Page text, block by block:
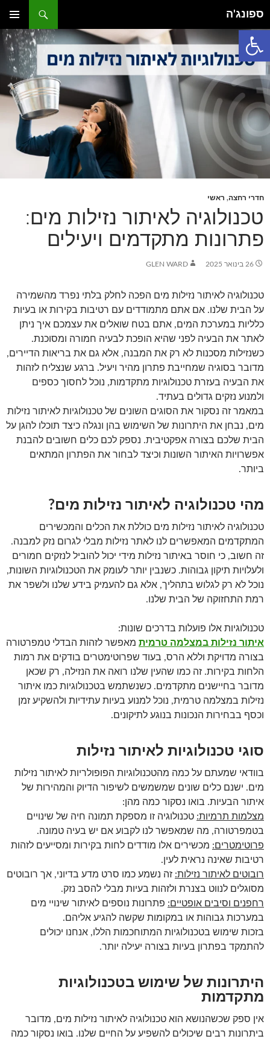
פתח סרגל נגישות
ספונג'ה
תפריט
ראשי
חדרי רחצה, ראשי
טכנולוגיה לאיתור נזילות מים:
פתרונות מתקדמים ויעילים
26 בינואר 2025 GLEN WARD
טכנולוגיה לאיתור נזילות מים הפכה לחלק בלתי נפרד מהשמירה
על הבית שלנו. אם אתם מתמודדים עם רטיבות בקירות או בעיות
כלליות במערכת המים, אתם בטח שואלים את עצמכם איך ניתן
לאתר את הבעיה לפני שהיא הופכת לבעיה חמורה ומסוכנת.
כשנזילות מסכנות לא רק את המבנה, אלא גם את בריאות הדיירים,
מדובר בסוגיה שמחייבת פתרון מהיר ויעיל. ברגע שנצליח לזהות
את הבעיה בעזרת טכנולוגיות מתקדמות, נוכל לחסוך כספים
ולמנוע נזקים גדולים בעתיד.
במאמר זה נסקור את הסוגים השונים של טכנולוגיות לאיתור נזילות
מים, נבחן את היתרונות של השימוש בהן ונגלה כיצד תוכלו להגן על
הבית שלכם בצורה אפקטיבית. נספק לכם כלים חשובים להבנת
אפשרויות האיתור השונות וכיצד לבחור את הפתרון המתאים
ביותר.
מהי טכנולוגיה לאיתור נזילות מים?
טכנולוגיה לאיתור נזילות מים כוללת את הכלים והמכשירים
המתקדמים המאפשרים לנו לאתר נזילות מבלי לגרום נזק למבנה.
זה חשוב, כי חוסר באיתור נזילות מידי יכול להוביל לנזקים חמורים
ולעלויות תיקון גבוהות. כשנבין יותר לעומק את הטכנולוגיות השונות,
נוכל לא רק לגלוש בתהליך, אלא גם להעמיק בידע שלנו ולשפר את
רמת התחזוקה של הבית שלנו.
טכנולוגיות אלו פועלות בדרכים שונות:
איתור נזילות במצלמה טרמית מאפשר לזהות הבדלי טמפרטורה
בצורה מדויקת וללא הרס, בעוד שפרוטימטרים בודקים את רמות
הלחות בקירות. זה כמו שהעין שלנו רואה את הנזילה, רק שכאן
מדובר בחיישנים מתקדמים. כשנשתמש בטכנולוגיות כמו איתור
נזילות במצלמה טרמית, נוכל למנוע בעיות עתידיות ולהשקיע זמן
וכסף בבחירות הנכונות בנוגע לתיקונים.
סוגי טכנולוגיות לאיתור נזילות
בוודאי שמעתם על כמה מהטכנולוגיות הפופולריות לאיתור נזילות
מים. ישנם כלים שונים שמשמשים לשיפור הדיוק והמהירות של
איתור הבעיות. בואו נסקור כמה מהן:
מצלמות תרמיות: טכנולוגיה זו מספקת תמונה חיה של שינויים
בטמפרטורה, מה שמאפשר לנו לקבוע אם יש בעיה טמונה.
פרוטימטרים: מכשירים אלו מודדים לחות בקירות ומסייעים לזהות
רטיבות שאינה נראית לעין.
רובוטים לאיתור נזילות: זה נשמע כמו סרט מדע בדיוני, אך רובוטים
מסוגלים לנווט בצנרת ולזהות בעיות מבלי להסב נזק.
רחפנים וסיבים אופטיים: פתרונות נוספים לאיתור שינויי מים
במערכות גבוהות או במקומות שקשה להגיע אליהם.
בזכות שימוש בטכנולוגיות המתוחכמות הללו, אנחנו יכולים
להתמקד בפתרון בעיות בצורה יעילה יותר.
היתרונות של שימוש בטכנולוגיות
מתקדמות
אין ספק שכשהנושא הוא טכנולוגיה לאיתור נזילות מים, מדובר
ביתרונות רבים שיכולים להשפיע על החיים שלנו. בואו נסקור כמה